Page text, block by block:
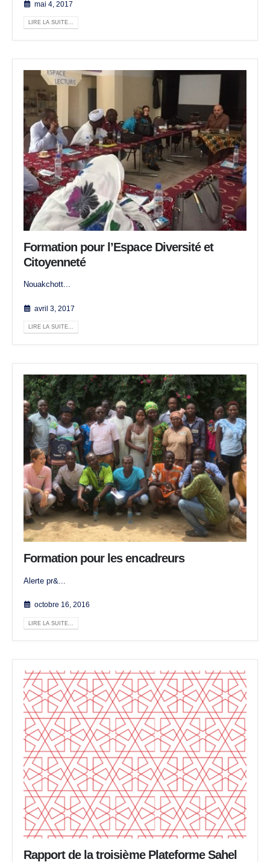
mai 4, 2017
LIRE LA SUITE...
Formation pour l’Espace Diversité et
Citoyenneté
Nouakchott...
avril 3, 2017
LIRE LA SUITE...
Formation pour les encadreurs
Alerte pr&...
octobre 16, 2016
LIRE LA SUITE...
Rapport de la troisième Plateforme Sahel